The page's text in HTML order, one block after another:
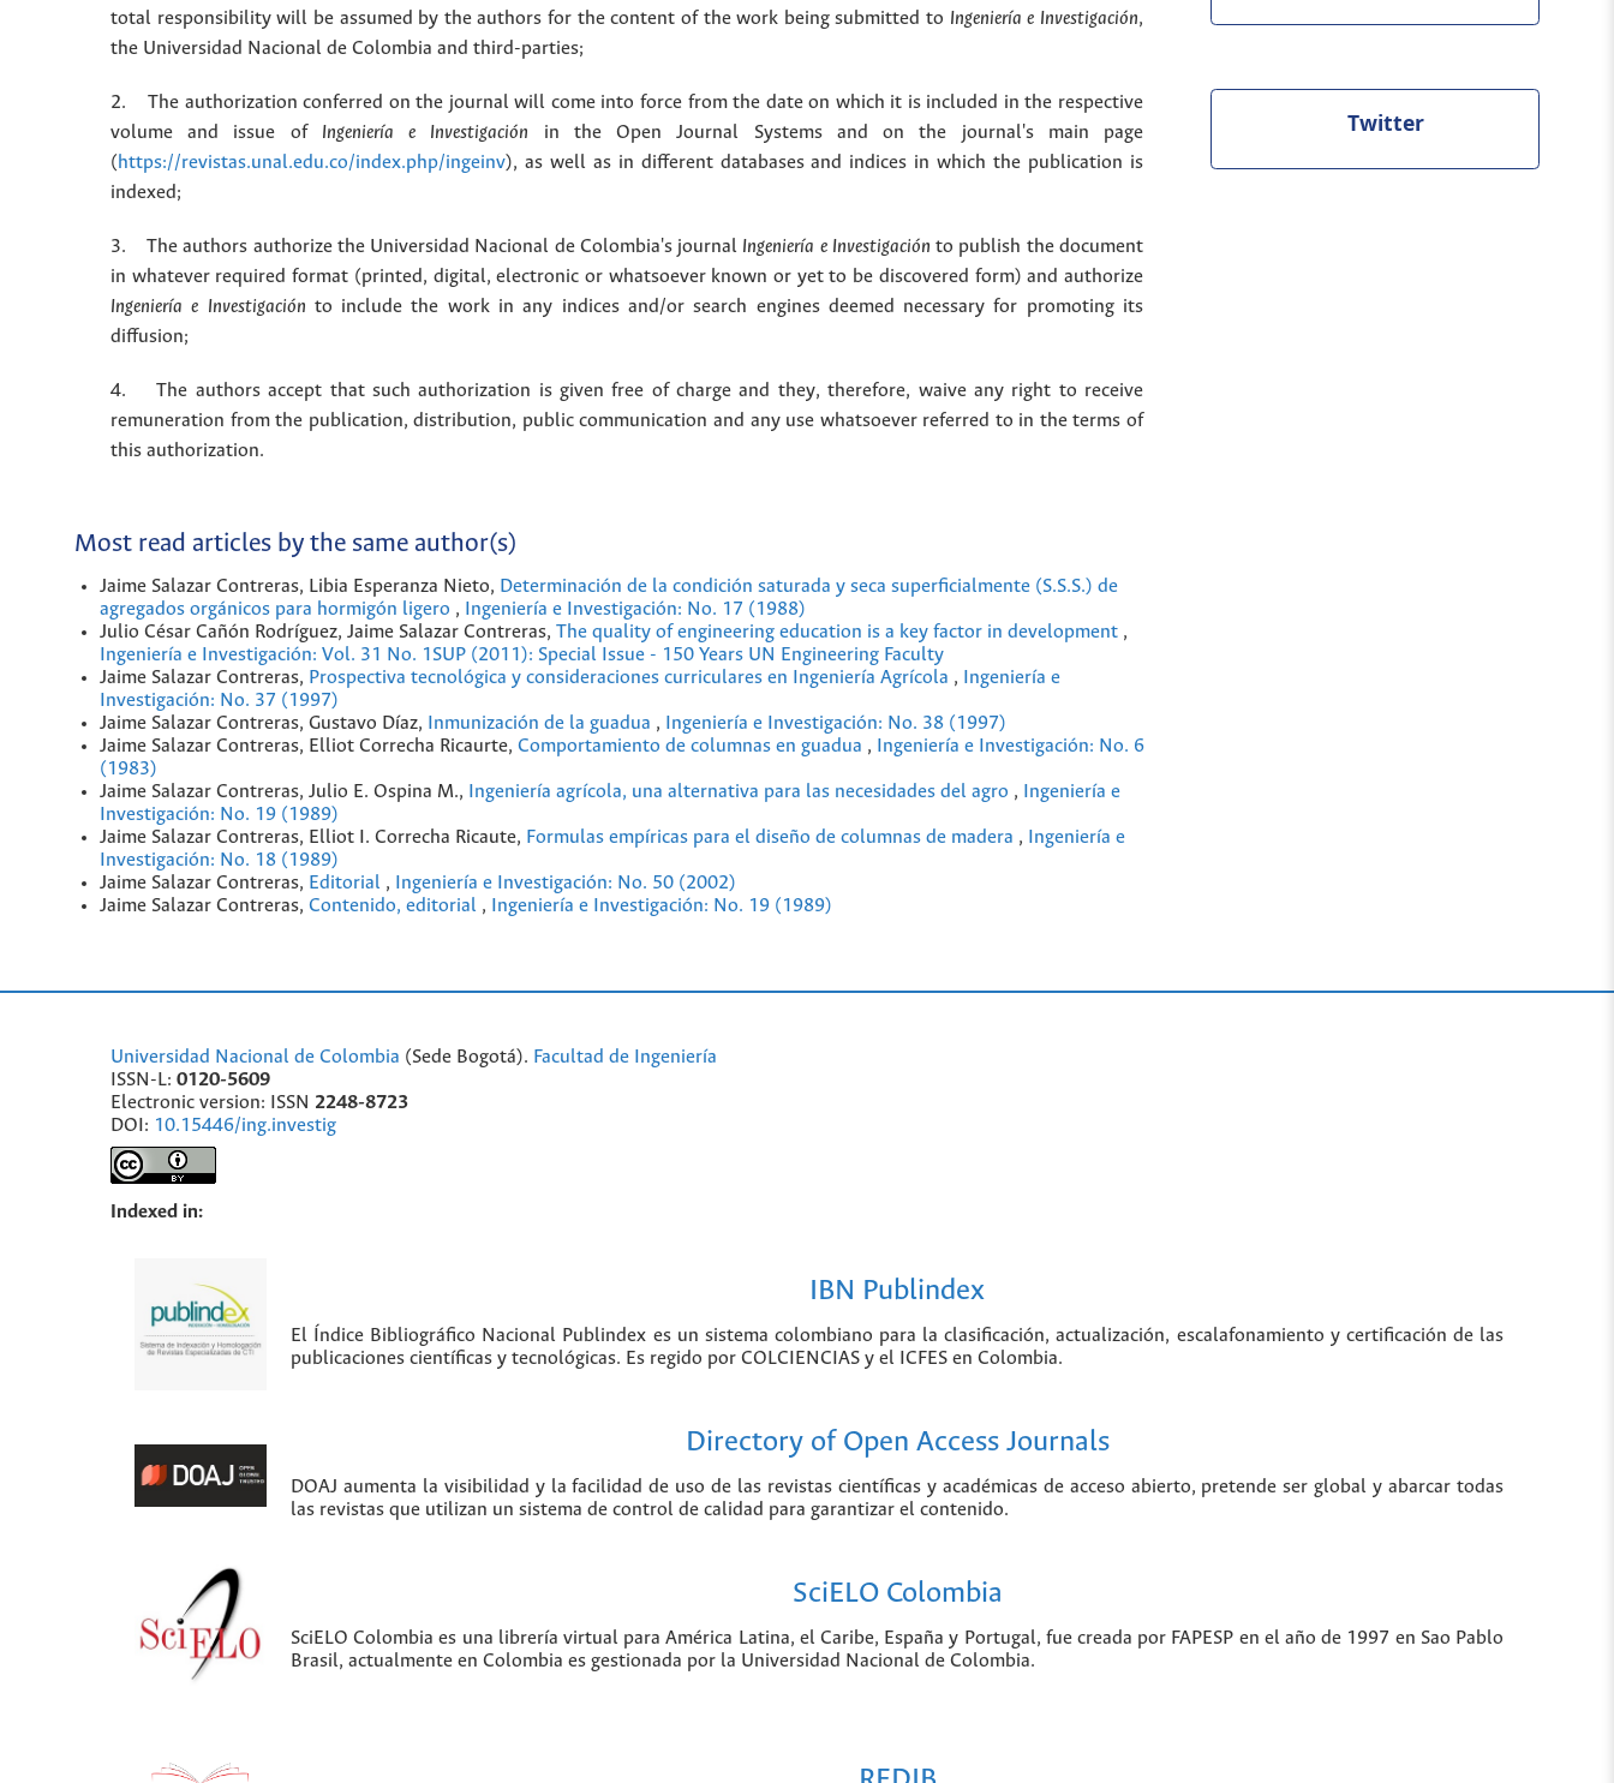
total responsibility will be assumed by the authors for the content of the work being submitted to Ingeniería e Investigación,
the Universidad Nacional de Colombia and third-parties;
2. The authorization conferred on the journal will come into force from the date on which it is included in the respective
volume and issue ofIngeniería e Investigación in the Open Journal Systems and on the journal's main page
(https://revistas.unal.edu.co/index.php/ingeinv), as well as in different databases and indices in which the publication is
indexed;
3. The authors authorize the Universidad Nacional de Colombia's journal Ingeniería e Investigación to publish the document
in whatever required format (printed, digital, electronic or whatsoever known or yet to be discovered form) and authorize
Ingeniería e Investigación to include the work in any indices and/or search engines deemed necessary for promoting its
diffusion;
4. The authors accept that such authorization is given free of charge and they, therefore, waive any right to receive
remuneration from the publication, distribution, public communication and any use whatsoever referred to in the terms of
this authorization.
Most read articles by the same author(s)
Jaime Salazar Contreras, Libia Esperanza Nieto, Determinación de la condición saturada y seca superficialmente (S.S.S.) de
agregados orgánicos para hormigón ligero ,
Ingeniería e Investigación: No. 17 (1988)
Julio César Cañón Rodríguez, Jaime Salazar Contreras, The quality of engineering education is a key factor in development ,
Ingeniería e Investigación: Vol. 31 No. 1SUP (2011): Special Issue - 150 Years UN Engineering Faculty
Jaime Salazar Contreras, Prospectiva tecnológica y consideraciones curriculares en Ingeniería Agrícola ,
Ingeniería e
Investigación: No. 37 (1997)
Jaime Salazar Contreras, Gustavo Díaz,
Inmunización de la guadua ,
Ingeniería e Investigación: No. 38 (1997)
Jaime Salazar Contreras, Elliot Correcha Ricaurte, Comportamiento de columnas en guadua ,
Ingeniería e Investigación: No. 6
(1983)
Jaime Salazar Contreras, Julio E. Ospina M.,
Ingeniería agrícola, una alternativa para las necesidades del agro ,
Ingeniería e
Investigación: No. 19 (1989)
Jaime Salazar Contreras, Elliot I. Correcha Ricaute, Formulas empíricas para el diseño de columnas de madera ,
Ingeniería e
Investigación: No. 18 (1989)
Jaime Salazar Contreras, Editorial ,
Ingeniería e Investigación: No. 50 (2002)
Jaime Salazar Contreras, Contenido, editorial , Ingeniería e Investigación: No. 19 (1989)
Twitter
Universidad Nacional de Colombia (Sede Bogotá). Facultad de Ingeniería
ISSN-L: 0120-5609
Electronic version: ISSN 2248-8723
DOI: 10.15446/ing.investig
Indexed in:
IBN Publindex
El Índice Bibliográfico Nacional Publindex es un sistema colombiano para la clasificación, actualización, escalafonamiento y certificación de las
publicaciones científicas y tecnológicas. Es regido por COLCIENCIAS y el ICFES en Colombia.
Directory of Open Access Journals
DOAJ aumenta la visibilidad y la facilidad de uso de las revistas científicas y académicas de acceso abierto, pretende ser global y abarcar todas
las revistas que utilizan un sistema de control de calidad para garantizar el contenido.
SciELO Colombia
SciELO Colombia es una librería virtual para América Latina, el Caribe, España y Portugal, fue creada por FAPESP en el año de 1997 en Sao Pablo
Brasil, actualmente en Colombia es gestionada por la Universidad Nacional de Colombia.